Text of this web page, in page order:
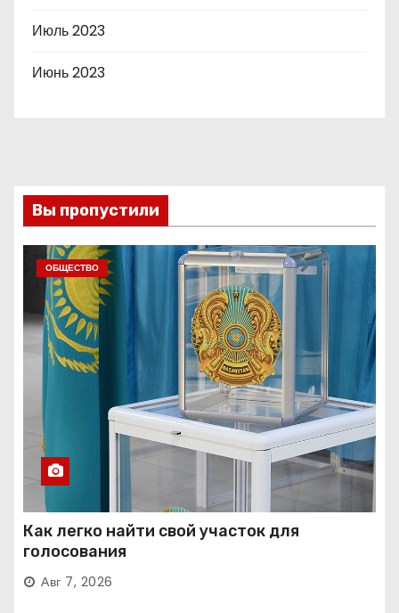
Июль 2023
Июнь 2023
Вы пропустили
ОБЩЕСТВО
Как легко найти свой участок для
голосования
Авг 7, 2026